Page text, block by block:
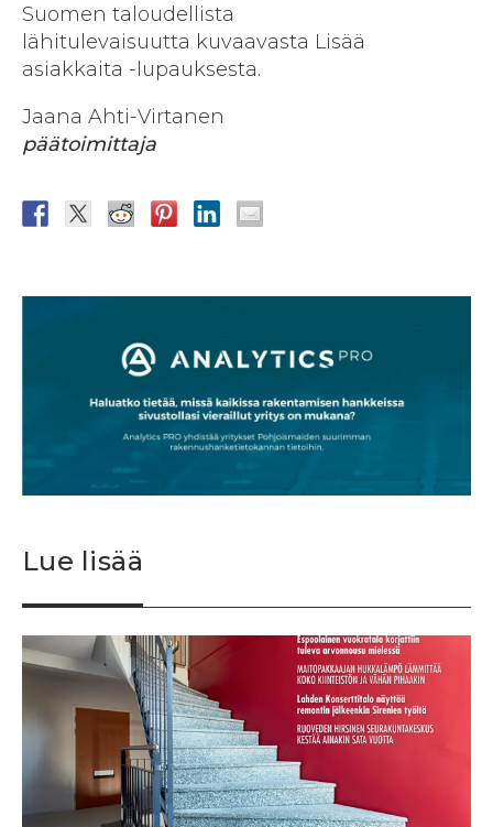
Suomen taloudellista
lähitulevaisuutta kuvaavasta Lisää
asiakkaita -lupauksesta.
Jaana Ahti-Virtanen
päätoimittaja
Lue lisää